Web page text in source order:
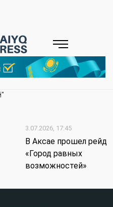
3.07.2026, 17:45
В Аксае прошел рейд
«Город равных
возможностей»